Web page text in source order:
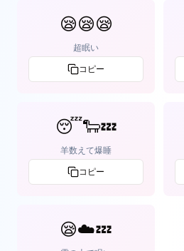
😪😪😪
超眠い
コピー
😴🐑💤
羊数えて爆睡
コピー
😪☁️💤